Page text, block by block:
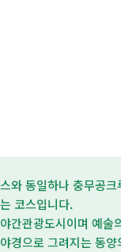
와 동일하나 충무공크
코스입니다.
간관광도시이며 예술
경으로 그려지는 동